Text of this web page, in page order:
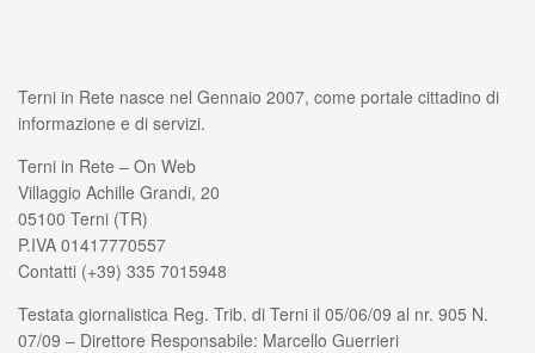
Terni in Rete nasce nel Gennaio 2007, come portale cittadino di
informazione e di servizi.
Terni in Rete – On Web
Villaggio Achille Grandi, 20
05100 Terni (TR)
P.IVA 01417770557
Contatti (+39) 335 7015948
Testata giornalistica Reg. Trib. di Terni il 05/06/09 al nr. 905 N.
07/09 – Direttore Responsabile: Marcello Guerrieri